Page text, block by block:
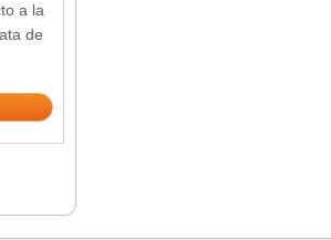
a la
de